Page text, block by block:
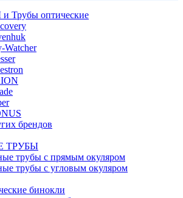
оптические
Watcher
брендов
ТРУБЫ
трубы с прямым окуляром
трубы с угловым окуляром
бинокли